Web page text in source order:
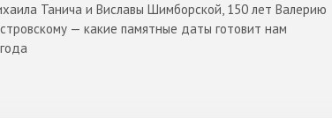
Танича и Виславы Шимборской, 150 лет Валерию
— какие памятные даты готовит нам